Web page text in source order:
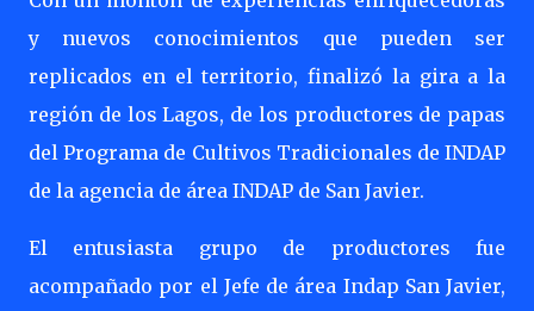
y nuevos conocimientos que pueden ser
replicados en el territorio, finalizó la gira a la
región de los Lagos, de los productores de papas
del Programa de Cultivos Tradicionales de INDAP
de la agencia de área INDAP de San Javier.
El entusiasta grupo de productores fue
acompañado por el Jefe de área Indap San Javier,